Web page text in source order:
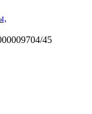
45